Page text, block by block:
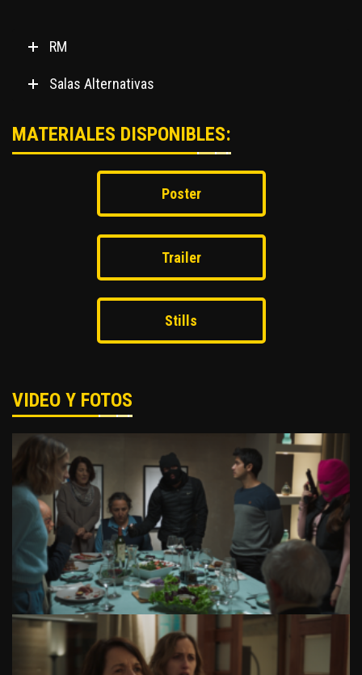
RM
Salas Alternativas
MATERIALES DISPONIBLES:
Poster
Trailer
Stills
VIDEO Y FOTOS